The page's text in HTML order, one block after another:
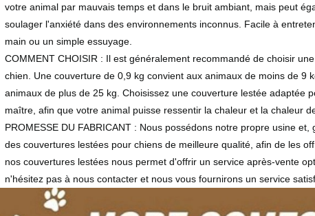
votre animal par mauvais temps et dans le bruit ambiant, mais peut
soulager l'anxiété dans des environnements inconnus. Facile à
main ou un simple essuyage.
COMMENT CHOISIR : Il est généralement recommandé de choisir
chien. Une couverture de 0,9 kg convient aux animaux de moins de 9
animaux de plus de 25 kg. Choisissez une couverture lestée adaptée
maître, afin que votre animal puisse ressentir la chaleur et la chaleur
PROMESSE DU FABRICANT : Nous possédons notre propre usine
des couvertures lestées pour chiens de meilleure qualité, afin de les
nos couvertures lestées nous permet d'offrir un service après-vente
n'hésitez pas à nous contacter et nous vous fournirons un service